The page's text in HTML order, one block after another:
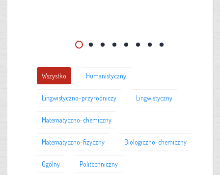
Wszystko Humanistyczny
Lingwistyczno-przyrodniczy Lingwistyczny
Matematyczno-chemiczny
Matematyczno-fizyczny Biologiczno-chemiczny
Ogólny Politechniczny